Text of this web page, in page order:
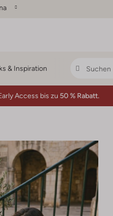
& Inspiration
Access bis zu 50 % Rabatt.